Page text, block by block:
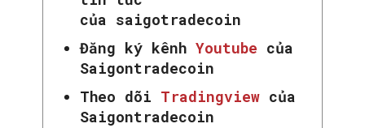
của saigotradecoin
Đăng ký kênh Youtube của
Saigontradecoin
Theo dõi Tradingview của
Saigontradecoin